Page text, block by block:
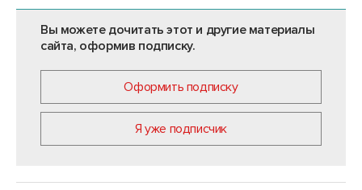
Вы можете дочитать этот и другие материалы
сайта, оформив подписку.
Оформить подписку
Я уже подписчик